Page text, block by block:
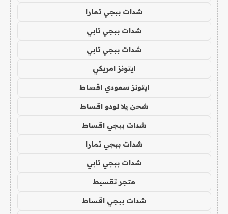
شدات ببجي تمارا
شدات ببجي تابي
شدات ببجي تابي
ايتونز امريكي
ايتونز سعودي اقساط
شحن يلا لودو اقساط
شدات ببجي اقساط
شدات ببجي تمارا
شدات ببجي تابي
متجر تقسيط
شدات ببجي اقساط